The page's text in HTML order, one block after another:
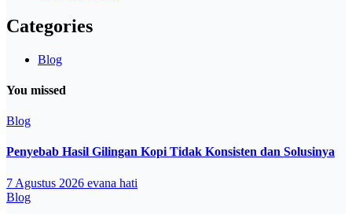
Categories
Blog
You missed
Blog
Penyebab Hasil Gilingan Kopi Tidak Konsisten dan Solusinya
7 Agustus 2026 evana hati
Blog